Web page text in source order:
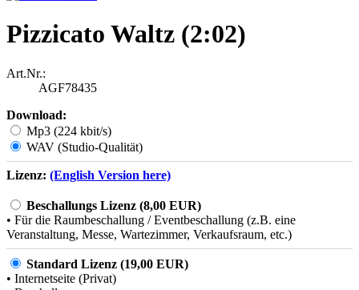
Pizzicato Waltz (2:02)
Art.Nr.:
AGF78435
Download:
Mp3 (224 kbit/s)
WAV (Studio-Qualität)
Lizenz: (English Version here)
Beschallungs Lizenz (8,00 EUR)
• Für die Raumbeschallung / Eventbeschallung (z.B. eine
Veranstaltung, Messe, Wartezimmer, Verkaufsraum, etc.)
Standard Lizenz (19,00 EUR)
• Internetseite (Privat)